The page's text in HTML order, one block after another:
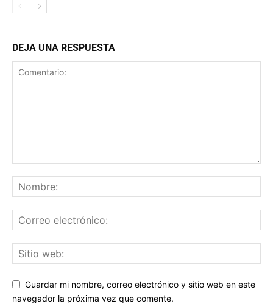
DEJA UNA RESPUESTA
Guardar mi nombre, correo electrónico y sitio web en este
navegador la próxima vez que comente.